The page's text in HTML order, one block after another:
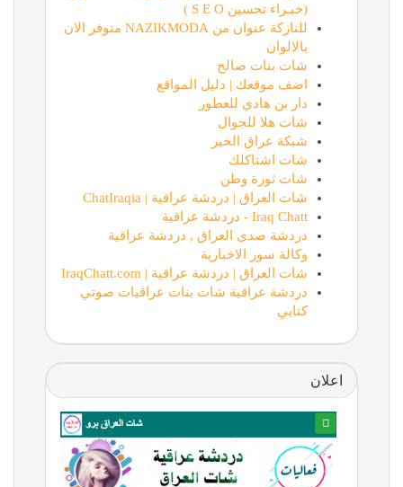
(خبـراء تحسين S E O )
للنازكة عنوان من NAZIKMODA متوفر الان
بالالوان
شات بنات صالح
اضف موقعك | دليل المواقع
دار بن هادي للعطور
شات هلا للجوال
شبكة عراق الخير
شات اشتاكلك
شات ثورة وطن
شات العراق | دردشة عراقية | ChatIraqia
Iraq Chatt - دردشة عراقية
دردشة صدى العراق , دردشة عراقية
وكالة سور الاخبارية
شات العراق | دردشة عراقية | IraqChatt.com
دردشة عراقية شات بنات عراقيات صوتي
كتابي
اعلان